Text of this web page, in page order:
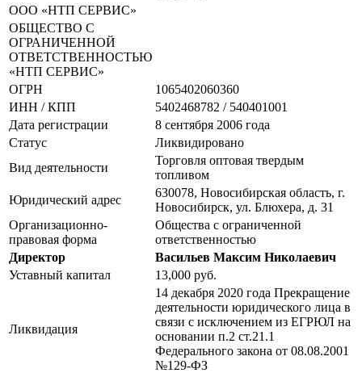
ООО «НТП СЕРВИС»
ОБЩЕСТВО С
ОГРАНИЧЕННОЙ
ОТВЕТСТВЕННОСТЬЮ
«НТП СЕРВИС»
ОГРН
1065402060360
ИНН / КПП
5402468782 / 540401001
Дата регистрации
8 сентября 2006 года
Статус
Ликвидировано
Вид деятельности
Торговля оптовая твердым
топливом
Юридический адрес
630078, Новосибирская область, г.
Новосибирск, ул. Блюхера, д. 31
Организационно-
правовая форма
Общества с ограниченной
ответственностью
Директор
Васильев Максим Николаевич
Уставный капитал
13,000 руб.
Ликвидация
14 декабря 2020 года Прекращение
деятельности юридического лица в
связи с исключением из ЕГРЮЛ на
основании п.2 ст.21.1
Федерального закона от 08.08.2001
№129-ФЗ